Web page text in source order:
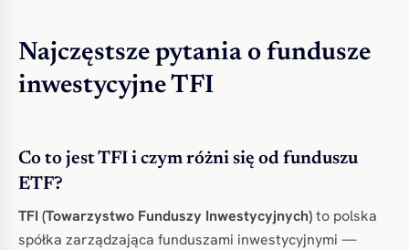
Najczęstsze pytania o fundusze
inwestycyjne TFI
Co to jest TFI i czym różni się od funduszu
ETF?
TFI (Towarzystwo Funduszy Inwestycyjnych)to polska
spółka zarządzająca funduszami inwestycyjnymi —